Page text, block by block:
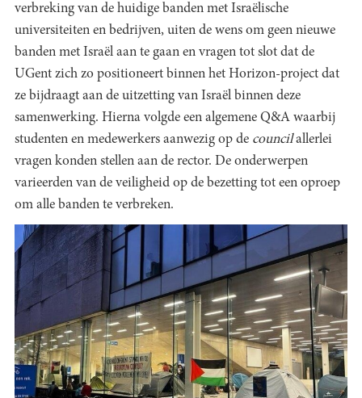
verbreking van de huidige banden met Israëlische
universiteiten en bedrijven, uiten de wens om geen nieuwe
banden met Israël aan te gaan en vragen tot slot dat de
UGent zich zo positioneert binnen het Horizon-project dat
ze bijdraagt aan de uitzetting van Israël binnen deze
samenwerking. Hierna volgde een algemene Q&A waarbij
studenten en medewerkers aanwezig op de councilallerlei
vragen konden stellen aan de rector. De onderwerpen
varieerden van de veiligheid op de bezetting tot een oproep
om alle banden te verbreken.